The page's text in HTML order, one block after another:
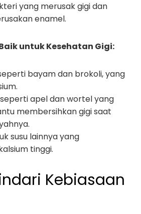
yang merusak gigi dan
enamel.
untuk Kesehatan Gigi:
bayam dan brokoli, yang
apel dan wortel yang
membersihkan gigi saat
susu lainnya yang
tinggi.
Kebiasaan